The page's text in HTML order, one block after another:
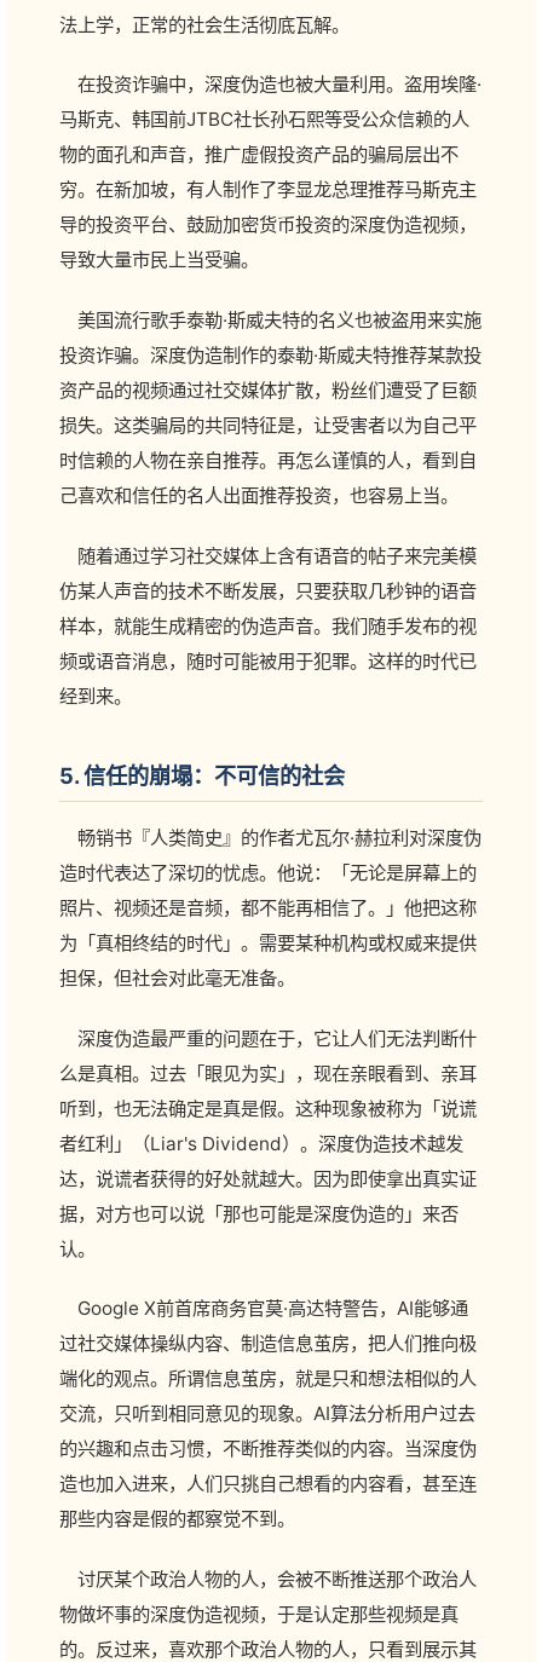
法上学，正常的社会生活彻底瓦解。
在投资诈骗中，深度伪造也被大量利用。盗用埃隆·
马斯克、韩国前JTBC社长孙石熙等受公众信赖的人
物的面孔和声音，推广虚假投资产品的骗局层出不
穷。在新加坡，有人制作了李显龙总理推荐马斯克主
导的投资平台、鼓励加密货币投资的深度伪造视频，
导致大量市民上当受骗。
美国流行歌手泰勒·斯威夫特的名义也被盗用来实施
投资诈骗。深度伪造制作的泰勒·斯威夫特推荐某款投
资产品的视频通过社交媒体扩散，粉丝们遭受了巨额
损失。这类骗局的共同特征是，让受害者以为自己平
时信赖的人物在亲自推荐。再怎么谨慎的人，看到自
己喜欢和信任的名人出面推荐投资，也容易上当。
随着通过学习社交媒体上含有语音的帖子来完美模
仿某人声音的技术不断发展，只要获取几秒钟的语音
样本，就能生成精密的伪造声音。我们随手发布的视
频或语音消息，随时可能被用于犯罪。这样的时代已
经到来。
5. 信任的崩塌：不可信的社会
畅销书『人类简史』的作者尤瓦尔·赫拉利对深度伪
造时代表达了深切的忧虑。他说：「无论是屏幕上的
照片、视频还是音频，都不能再相信了。」他把这称
为「真相终结的时代」。需要某种机构或权威来提供
担保，但社会对此毫无准备。
深度伪造最严重的问题在于，它让人们无法判断什
么是真相。过去「眼见为实」，现在亲眼看到、亲耳
听到，也无法确定是真是假。这种现象被称为「说谎
者红利」（Liar's Dividend）。深度伪造技术越发
达，说谎者获得的好处就越大。因为即使拿出真实证
据，对方也可以说「那也可能是深度伪造的」来否
认。
Google X前首席商务官莫·高达特警告，AI能够通
过社交媒体操纵内容、制造信息茧房，把人们推向极
端化的观点。所谓信息茧房，就是只和想法相似的人
交流，只听到相同意见的现象。AI算法分析用户过去
的兴趣和点击习惯，不断推荐类似的内容。当深度伪
造也加入进来，人们只挑自己想看的内容看，甚至连
那些内容是假的都察觉不到。
讨厌某个政治人物的人，会被不断推送那个政治人
物做坏事的深度伪造视频，于是认定那些视频是真
的。反过来，喜欢那个政治人物的人，只看到展示其